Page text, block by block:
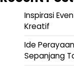
Inspirasi
Kreatif
Ide
Sepanjang